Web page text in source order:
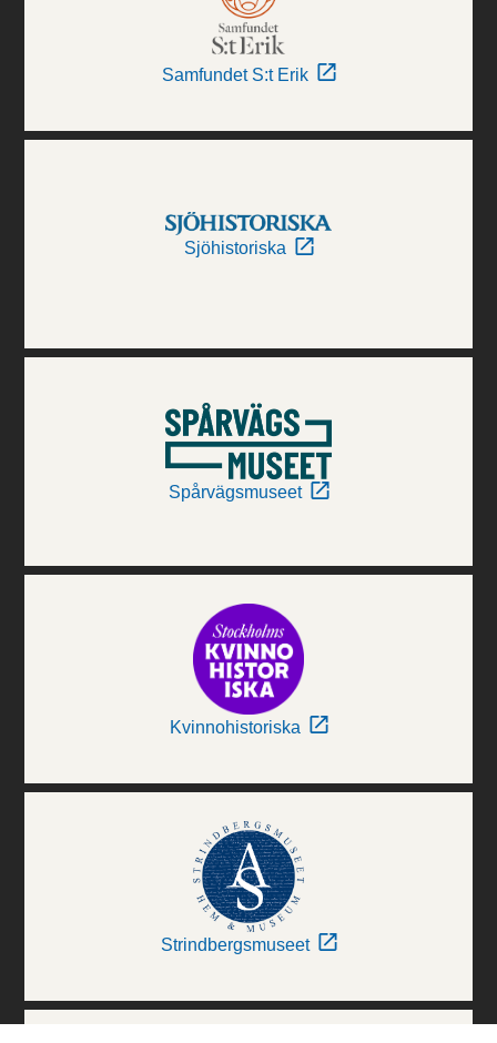
Samfundet S:t Erik
Sjöhistoriska
Spårvägsmuseet
Kvinnohistoriska
Strindbergsmuseet